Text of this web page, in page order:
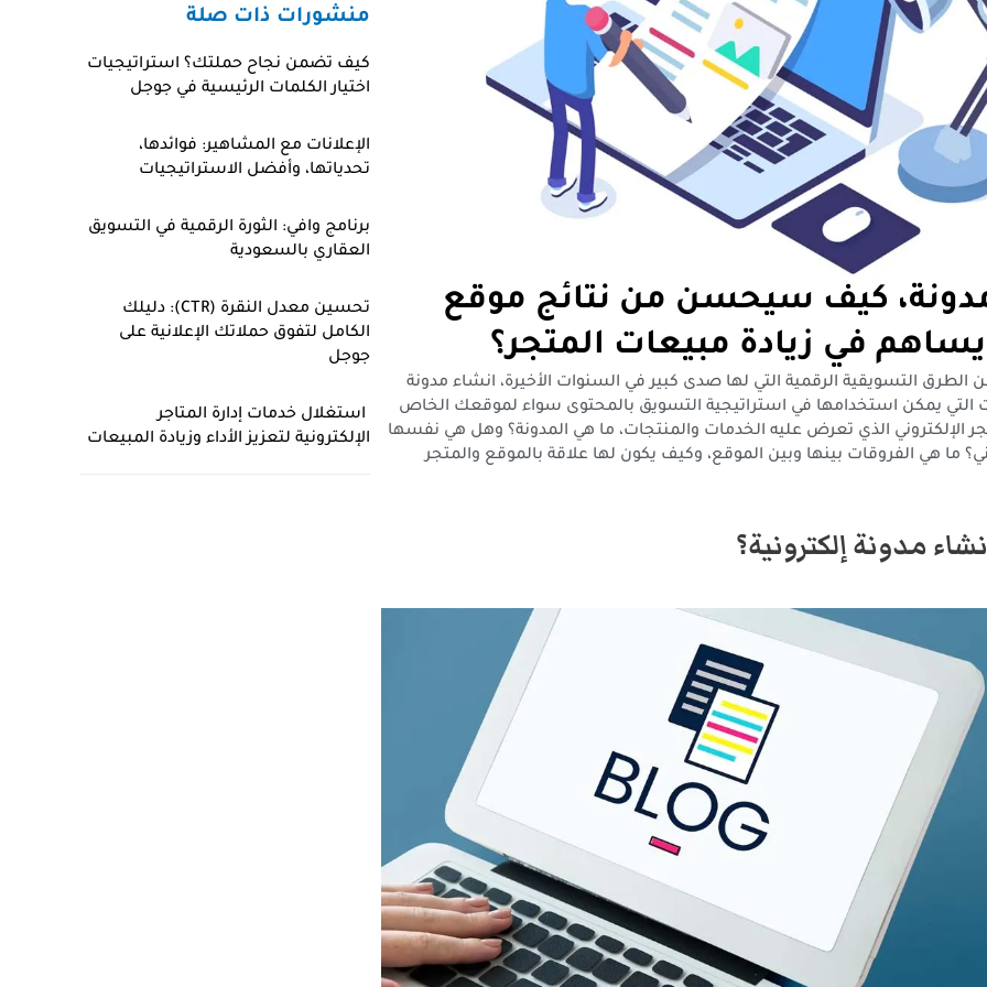
كيف سيحسن من نتائج موقع
في زيادة مبيعات المتجر؟
الطرق التسويقية الرقمية التي لها صدى كبير في السنوات الأخيرة، انشاء مدونة
التي يمكن استخدامها في استراتيجية التسويق بالمحتوى سواء لموقعك الخاص
الإلكتروني الذي تعرض عليه الخدمات والمنتجات، ما هي المدونة؟ وهل هي نفسها
ما هي الفروقات بينها وبين الموقع، وكيف يكون لها علاقة بالموقع والمتجر
مدونة إلكترونية؟
منشورات ذات صلة
كيف تضمن نجاح حملتك؟ استراتيجيات
اختيار الكلمات الرئيسية في جوجل
الإعلانات مع المشاهير: فوائدها،
تحدياتها، وأفضل الاستراتيجيات
برنامج وافي: الثورة الرقمية في التسويق
العقاري بالسعودية
تحسين معدل النقرة (CTR): دليلك
الكامل لتفوق حملاتك الإعلانية على
جوجل
استغلال خدمات إدارة المتاجر
الإلكترونية لتعزيز الأداء وزيادة المبيعات